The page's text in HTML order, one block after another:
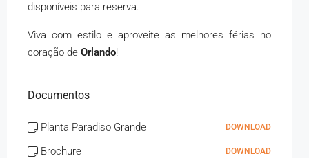
disponíveis para reserva.
Viva com estilo e aproveite as melhores férias no
coração de Orlando!
Documentos
Planta Paradiso Grande DOWNLOAD
Brochure DOWNLOAD